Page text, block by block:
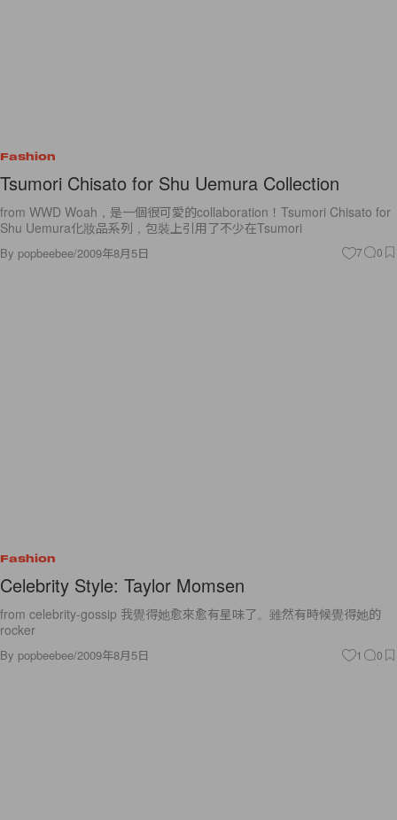
Fashion
Tsumori Chisato for Shu Uemura Collection
from WWD Woah，是一個很可愛的collaboration！Tsumori Chisato for
Shu Uemura化妝品系列，包裝上引用了不少在Tsumori
By popbeebee/2009年8月5日 7 0
Fashion
Celebrity Style: Taylor Momsen
from celebrity-gossip 我覺得她愈來愈有星味了。雖然有時候覺得她的
rocker
By popbeebee/2009年8月5日 1 0